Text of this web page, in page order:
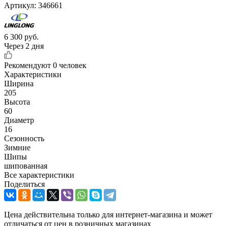
Артикул: 346661
6 300 руб.
Через 2 дня
Рекомендуют 0 человек
Характеристики
Ширина
205
Высота
60
Диаметр
16
Сезонность
Зимние
Шипы
шипованная
Все характеристики
Поделиться
Цена действительна только для интернет-магазина и может
отличаться от цен в розничных магазинах